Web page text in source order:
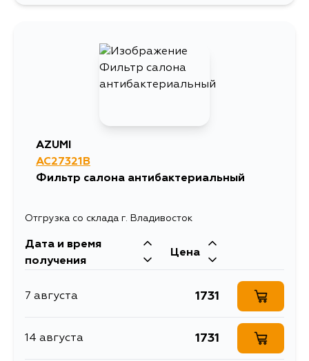
AZUMI
AC27321B
Фильтр салона антибактериальный
Отгрузка со склада г. Владивосток
Дата и время
получения
Цена
7 августа 1731
14 августа 1731